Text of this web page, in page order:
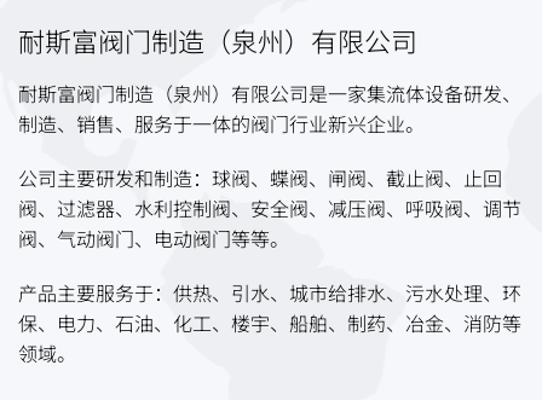
耐斯富阀门制造（泉州）有限公司
耐斯富阀门制造（泉州）有限公司是一家集流体设备研发、
制造、销售、服务于一体的阀门行业新兴企业。
公司主要研发和制造：球阀、蝶阀、闸阀、截止阀、止回
阀、过滤器、水利控制阀、安全阀、减压阀、呼吸阀、调节
阀、气动阀门、电动阀门等等。
产品主要服务于：供热、引水、城市给排水、污水处理、环
保、电力、石油、化工、楼宇、船舶、制药、冶金、消防等
领域。